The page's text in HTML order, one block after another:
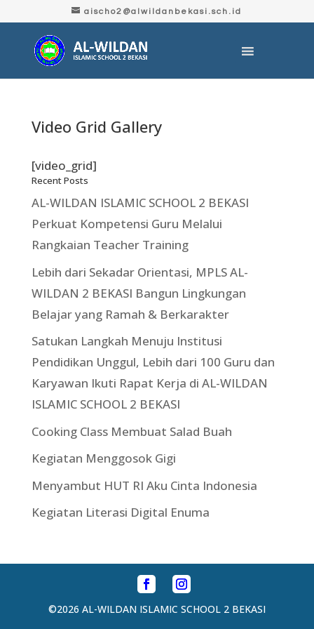
aischo2@alwildanbekasi.sch.id
Video Grid Gallery
[video_grid]
Recent Posts
AL-WILDAN ISLAMIC SCHOOL 2 BEKASI
Perkuat Kompetensi Guru Melalui
Rangkaian Teacher Training
Lebih dari Sekadar Orientasi, MPLS AL-
WILDAN 2 BEKASI Bangun Lingkungan
Belajar yang Ramah & Berkarakter
Satukan Langkah Menuju Institusi
Pendidikan Unggul, Lebih dari 100 Guru dan
Karyawan Ikuti Rapat Kerja di AL-WILDAN
ISLAMIC SCHOOL 2 BEKASI
Cooking Class Membuat Salad Buah
Kegiatan Menggosok Gigi
Menyambut HUT RI Aku Cinta Indonesia
Kegiatan Literasi Digital Enuma
©2026 AL-WILDAN ISLAMIC SCHOOL 2 BEKASI